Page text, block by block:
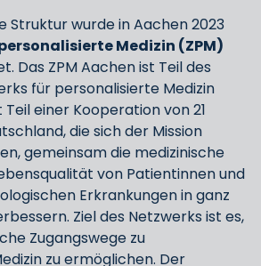
Struktur wurde in Aachen 2023
Medizin (ZPM)
Das ZPM Aachen ist Teil des
für personalisierte Medizin
einer Kooperation von 21
die sich der Mission
gemeinsam die medizinische
von Patientinnen und
Erkrankungen in ganz
Ziel des Netzwerks ist es,
Zugangswege zu
zu ermöglichen. Der